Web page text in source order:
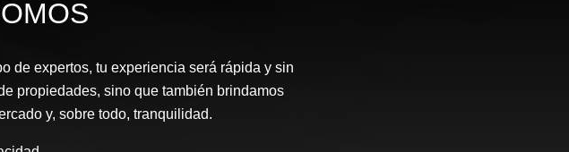
de expertos, tu experiencia será rápida y sin
propiedades, sino que también brindamos
y, sobre todo, tranquilidad.